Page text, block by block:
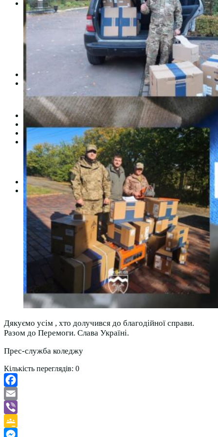
Студентам
Денна форма навчання
Заочна форма навчання
Студентська рада
Документація. Карантин
Документація. Воєнний стан
Центр кар’єри та працевлаштування
Центр дуальної освіти
Неформальна та інформальна освіта
Вступникам
Міжнародне співробітництво
Міжнародне співробітництво для викладачів
Міжнародне співробітництво для студентів
Угоди та договори
Вісник
Контакти
Публічність
Кваліфікаційний центр МФК
Нормативно-правова база
Форма заяви здобувача
Перелік професій
Професійні стандарти
Майстри сервісних центрів
Про формальну, неформальну та інформальну освіту
Дякуємо усім , хто долучився до благодійної справи.
Разом до Перемоги. Слава Україні.
Прес-служба коледжу
Кількість переглядів: 0
Facebook
Email
Viber
Google